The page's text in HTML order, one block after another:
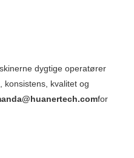
dygtige operatører
kvalitet og
for